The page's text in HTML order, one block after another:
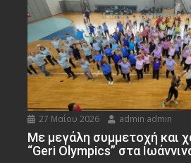
27 Μαΐου 2026 admin admin
Με μεγάλη συμμετοχή και
“Geri Olympics” στα